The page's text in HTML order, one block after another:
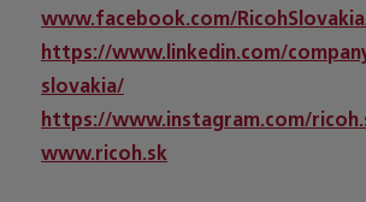
www.facebook.com/
https://www.linkedin.com/
slovakia/
https://www.instagram.com/
www.ricoh.sk